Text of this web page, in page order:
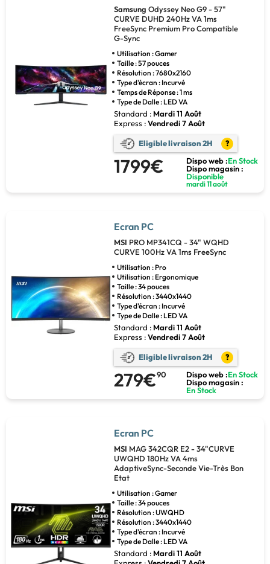
Samsung Odyssey Neo G9 - 57"
CURVE DUHD 240Hz VA 1ms
FreeSync Premium Pro Compatible
G-Sync
Utilisation : Gamer
Taille : 57 pouces
Résolution : 7680x2160
Type d'écran : Incurvé
Temps de Réponse : 1 ms
Type de Dalle : LED VA
Standard : Mardi 11 Août
Express :Vendredi 7 Août
Eligible livraison 2H ?
1799€ Dispo web :En Stock
Dispo magasin :
Disponible
mardi 11 août
Ecran PC
MSI PRO MP341CQ - 34" WQHD
CURVE 100Hz VA 1ms FreeSync
Utilisation : Pro
Utilisation : Ergonomique
Taille : 34 pouces
Résolution : 3440x1440
Type d'écran : Incurvé
Type de Dalle : LED VA
Standard : Mardi 11 Août
Express :Vendredi 7 Août
Eligible livraison 2H ?
279€90 Dispo web :En Stock
Dispo magasin :
En Stock
Ecran PC
MSI MAG 342CQR E2 - 34"CURVE
UWQHD 180Hz VA 4ms
AdaptiveSync-Seconde Vie-Très Bon
Etat
Utilisation : Gamer
Taille : 34 pouces
Résolution : UWQHD
Résolution : 3440x1440
Type d'écran : Incurvé
Type de Dalle : LED VA
Standard : Mardi 11 Août